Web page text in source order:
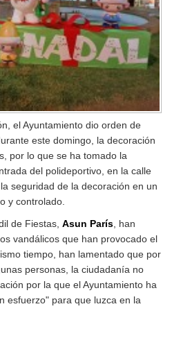
el Ayuntamiento dio orden de
este domingo, la decoración
por lo que se ha tomado la
del polideportivo, en la calle
seguridad de la decoración en un
y controlado.
de Fiestas, Asun París , han
vandálicos que han provocado el
tiempo, han lamentado que por
personas, la ciudadanía no
por la que el Ayuntamiento ha
esfuerzo" para que luzca en la